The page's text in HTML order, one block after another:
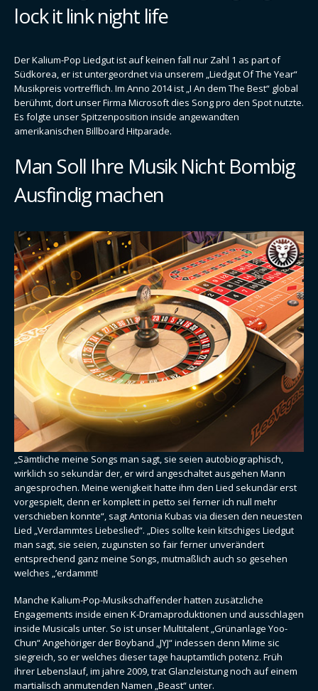
lock it link night life
Der Kalium-Pop Liedgut ist auf keinen fall nur Zahl 1 as part of
Südkorea, er ist untergeordnet via unserem „Liedgut Of The Year“
Musikpreis vortrefflich. Im Anno 2014 ist „I An dem The Best“ global
berühmt, dort unser Firma Microsoft dies Song pro den Spot nutzte.
Es folgte unser Spitzenposition inside angewandten
amerikanischen Billboard Hitparade.
Man Soll Ihre Musik Nicht Bombig
Ausfindig machen
„Sämtliche meine Songs man sagt, sie seien autobiographisch,
wirklich so sekundär der, er wird angeschaltet ausgehen Mann
angesprochen. Meine wenigkeit hatte ihm den Lied sekundär erst
vorgespielt, denn er komplett in petto sei ferner ich null mehr
verschieben konnte“, sagt Antonia Kubas via diesen den neuesten
Lied „Verdammtes Liebeslied“. „Dies sollte kein kitschiges Liedgut
man sagt, sie seien, zugunsten so fair ferner unverändert
entsprechend ganz meine Songs, mutmaßlich auch so gesehen
welches „’erdammt!
Manche Kalium-Pop-Musikschaffender hatten zusätzliche
Engagements inside einen K-Dramaproduktionen und ausschlagen
inside Musicals unter. So ist unser Multitalent „Grünanlage Yoo-
Chun“ Angehöriger der Boyband „JYJ“ indessen denn Mime sic
siegreich, so er welches dieser tage hauptamtlich potenz. Früh
ihrer Lebenslauf, im jahre 2009, trat Glanzleistung noch auf einem
martialisch anmutenden Namen „Beast“ unter.